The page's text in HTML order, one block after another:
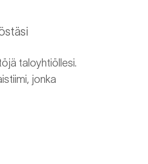
taloyhtiöllesi.
jonka